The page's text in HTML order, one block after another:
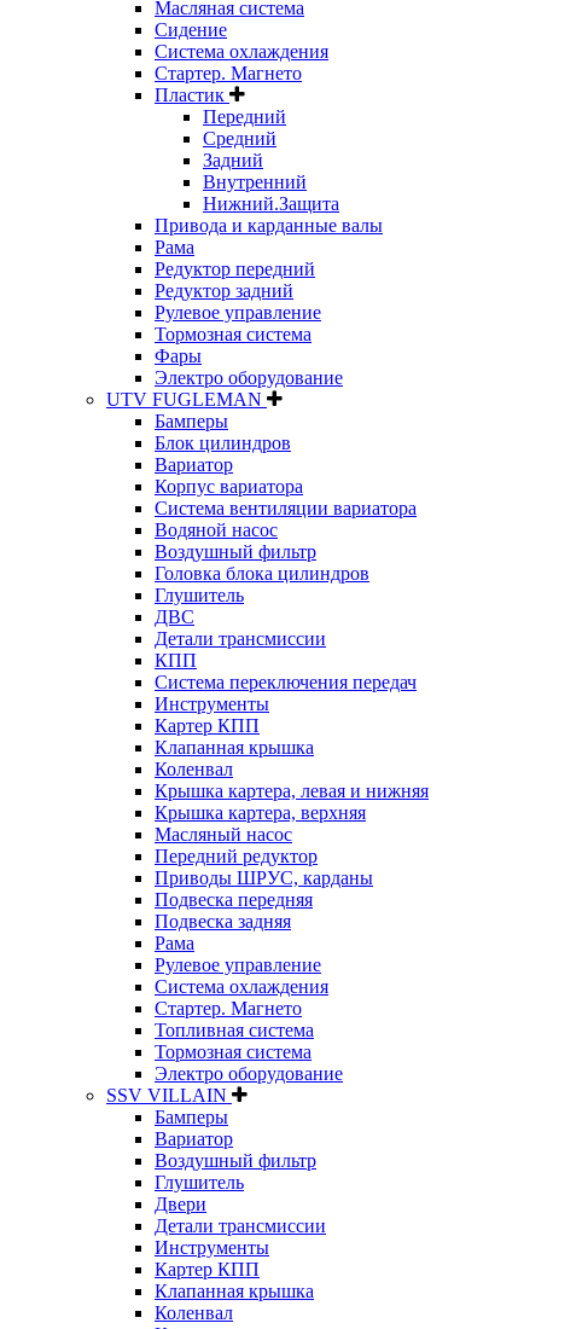
Масляная система
Сидение
Система охлаждения
Стартер. Магнето
Пластик
Передний
Средний
Задний
Внутренний
Нижний.Защита
Привода и карданные валы
Рама
Редуктор передний
Редуктор задний
Рулевое управление
Тормозная система
Фары
Электро оборудование
UTV FUGLEMAN
Бамперы
Блок цилиндров
Вариатор
Корпус вариатора
Система вентиляции вариатора
Водяной насос
Воздушный фильтр
Головка блока цилиндров
Глушитель
ДВС
Детали трансмиссии
КПП
Система переключения передач
Инструменты
Картер КПП
Клапанная крышка
Коленвал
Крышка картера, левая и нижняя
Крышка картера, верхняя
Масляный насос
Передний редуктор
Приводы ШРУС, карданы
Подвеска передняя
Подвеска задняя
Рама
Рулевое управление
Система охлаждения
Стартер. Магнето
Топливная система
Тормозная система
Электро оборудование
SSV VILLAIN
Бамперы
Вариатор
Воздушный фильтр
Глушитель
Двери
Детали трансмиссии
Инструменты
Картер КПП
Клапанная крышка
Коленвал